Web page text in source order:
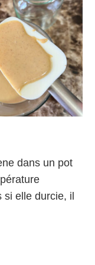
dans un pot
si elle durcie, il